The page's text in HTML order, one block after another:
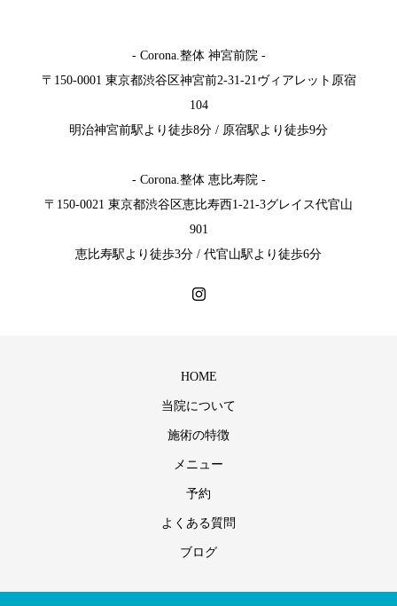
- Corona.整体 神宮前院 -
〒150-0001 東京都渋谷区神宮前2-31-21ヴィアレット原宿
104
明治神宮前駅より徒歩8分 / 原宿駅より徒歩9分
- Corona.整体 恵比寿院 -
〒150-0021 東京都渋谷区恵比寿西1-21-3グレイス代官山
901
恵比寿駅より徒歩3分 / 代官山駅より徒歩6分
HOME
当院について
施術の特徴
メニュー
予約
よくある質問
ブログ